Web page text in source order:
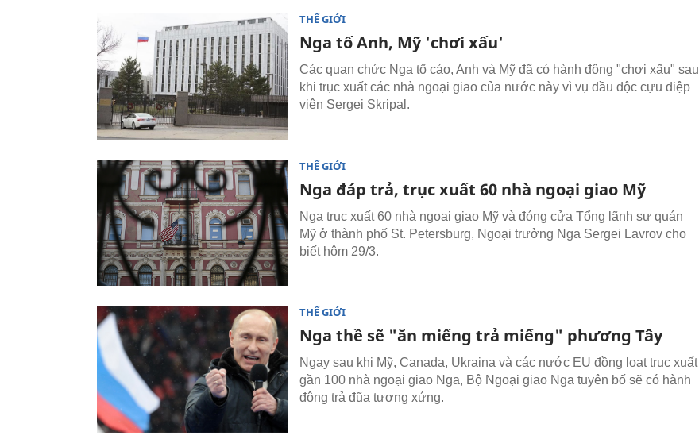
THẾ GIỚI
Nga tố Anh, Mỹ 'chơi xấu'
Các quan chức Nga tố cáo, Anh và Mỹ đã có hành động "chơi xấu" sau
khi trục xuất các nhà ngoại giao của nước này vì vụ đầu độc cựu điệp
viên Sergei Skripal.
THẾ GIỚI
Nga đáp trả, trục xuất 60 nhà ngoại giao Mỹ
Nga trục xuất 60 nhà ngoại giao Mỹ và đóng cửa Tổng lãnh sự quán
Mỹ ở thành phố St. Petersburg, Ngoại trưởng Nga Sergei Lavrov cho
biết hôm 29/3.
THẾ GIỚI
Nga thề sẽ "ăn miếng trả miếng" phương Tây
Ngay sau khi Mỹ, Canada, Ukraina và các nước EU đồng loạt trục xuất
gần 100 nhà ngoại giao Nga, Bộ Ngoại giao Nga tuyên bố sẽ có hành
động trả đũa tương xứng.